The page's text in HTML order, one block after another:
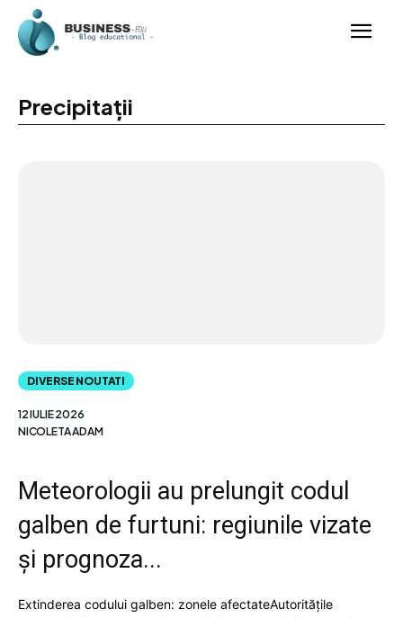
Precipitații
DIVERSE NOUTATI
12 IULIE 2026
NICOLETA ADAM
Meteorologii au prelungit codul
galben de furtuni: regiunile vizate
și prognoza...
Extinderea codului galben: zonele afectateAutoritățile